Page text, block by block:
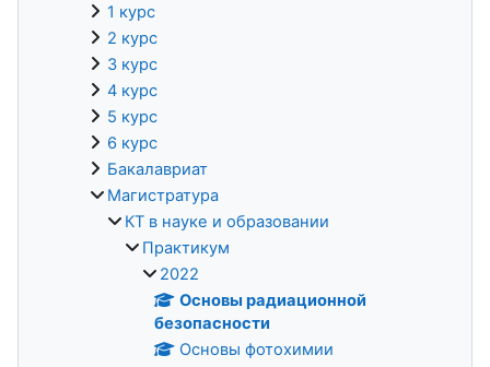
1 курс
2 курс
3 курс
4 курс
5 курс
6 курс
Бакалавриат
Магистратура
КТ в науке и образовании
Практикум
2022
Основы радиационной
безопасности
Основы фотохимии